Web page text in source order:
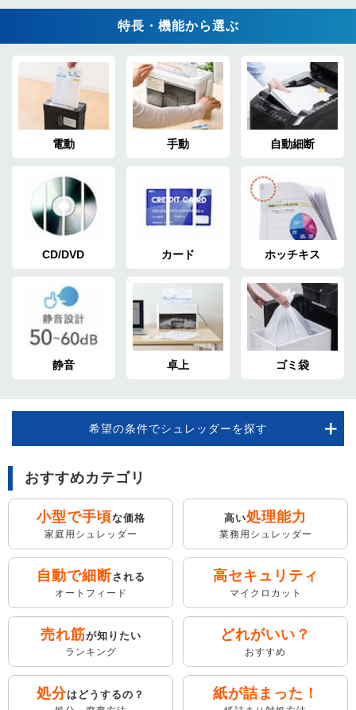
特長・機能から選ぶ
電動 手動 自動細断
CD/DVD カード ホッチキス
静音 卓上 ゴミ袋
希望の条件でシュレッダーを探す
おすすめカテゴリ
小型で手頃な価格
家庭用シュレッダー
高い処理能力
業務用シュレッダー
自動で細断される
オートフィード
高セキュリティ
マイクロカット
売れ筋が知りたい
ランキング
どれがいい？
おすすめ
処分はどうするの？ 紙が詰まった！